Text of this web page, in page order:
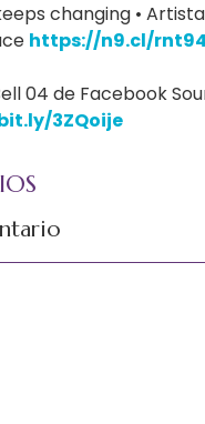
changing •
https://n9.cl/rnt94
04 de Facebook
3ZQoije